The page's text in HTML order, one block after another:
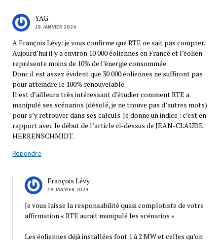
YAG
18 JANVIER 2024
A François Lévy: je vous confirme que RTE ne sait pas compter.
Aujourd’hui il y a environ 10 000 éoliennes en France et l’éolien
représente moins de 10% de l’énergie consommée.
Donc il est assez évident que 30 000 éoliennes ne suffiront pas
pour atteindre le 100% renouvelable.
Il est d’ailleurs très intéressant d’étudier comment RTE a
manipulé ses scénarios (désolé, je ne trouve pas d’autres mots)
pour s’y retrouver dans ses calculs. Je donne un indice : c’est en
rapport avec le début de l’article ci-dessus de JEAN-CLAUDE
HERRENSCHMIDT.
Répondre
François Lévy
19 JANVIER 2024
Je vous laisse la responsabilité quasi complotiste de votre
affirmation « RTE aurait manipulé les scénarios »
Les éoliennes déjà installées font 1 à 2 MW et celles qu’on